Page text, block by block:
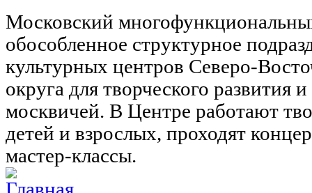
Московский
обособленное структурное
культурных центров Северо-
округа для творческого развития
москвичей. В Центре работают
детей и взрослых, проходят
мастер-классы.